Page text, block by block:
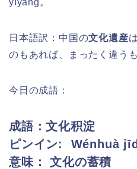
日本語訳：中国の文化遺産
のもあれば、まったく違う
今日の成語：
成語：文化积淀
ピンイン: Wénhuà
意味： 文化の蓄積